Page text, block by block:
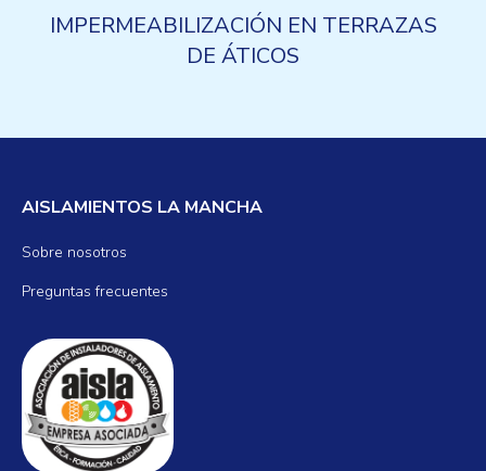
IMPERMEABILIZACIÓN EN TERRAZAS
DE ÁTICOS
AISLAMIENTOS LA MANCHA
Sobre nosotros
Preguntas frecuentes